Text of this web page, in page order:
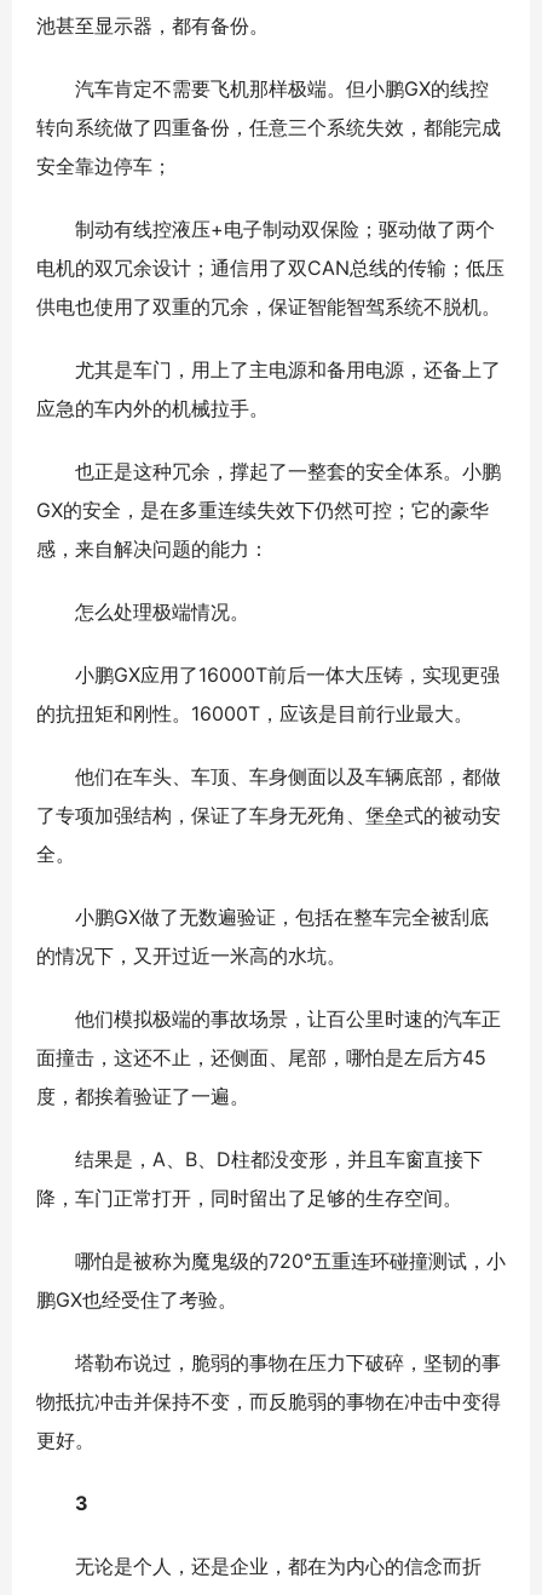
池甚至显示器，都有备份。
汽车肯定不需要飞机那样极端。但小鹏GX的线控
转向系统做了四重备份，任意三个系统失效，都能完成
安全靠边停车；
制动有线控液压+电子制动双保险；驱动做了两个
电机的双冗余设计；通信用了双CAN总线的传输；低压
供电也使用了双重的冗余，保证智能智驾系统不脱机。
尤其是车门，用上了主电源和备用电源，还备上了
应急的车内外的机械拉手。
也正是这种冗余，撑起了一整套的安全体系。小鹏
GX的安全，是在多重连续失效下仍然可控；它的豪华
感，来自解决问题的能力：
怎么处理极端情况。
小鹏GX应用了16000T前后一体大压铸，实现更强
的抗扭矩和刚性。16000T，应该是目前行业最大。
他们在车头、车顶、车身侧面以及车辆底部，都做
了专项加强结构，保证了车身无死角、堡垒式的被动安
全。
小鹏GX做了无数遍验证，包括在整车完全被刮底
的情况下，又开过近一米高的水坑。
他们模拟极端的事故场景，让百公里时速的汽车正
面撞击，这还不止，还侧面、尾部，哪怕是左后方45
度，都挨着验证了一遍。
结果是，A、B、D柱都没变形，并且车窗直接下
降，车门正常打开，同时留出了足够的生存空间。
哪怕是被称为魔鬼级的720°五重连环碰撞测试，小
鹏GX也经受住了考验。
塔勒布说过，脆弱的事物在压力下破碎，坚韧的事
物抵抗冲击并保持不变，而反脆弱的事物在冲击中变得
更好。
3
无论是个人，还是企业，都在为内心的信念而折